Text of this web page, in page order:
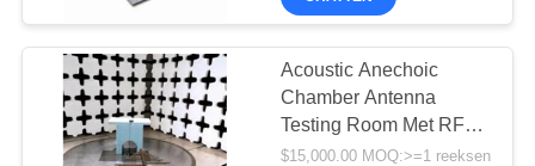
kamer emc anechoïsche
Acoustic Anechoic
Chamber Antenna
Testing Room Met RF
Absorber RF Shielding
$15,000.00 MOQ:>=1 reeksen